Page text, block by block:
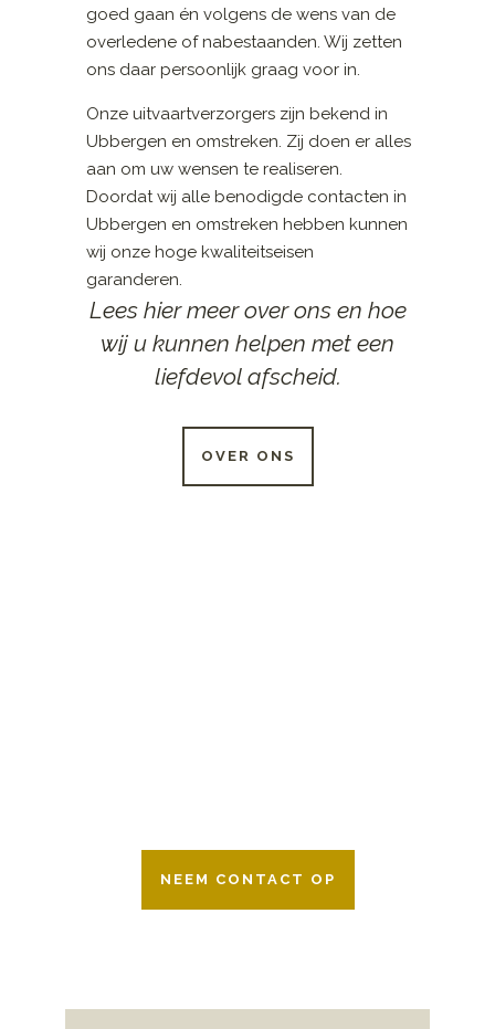
goed gaan én volgens de wens van de
overledene of nabestaanden. Wij zetten
ons daar persoonlijk graag voor in.
Onze uitvaartverzorgers zijn bekend in
Ubbergen en omstreken. Zij doen er alles
aan om uw wensen te realiseren.
Doordat wij alle benodigde contacten in
Ubbergen en omstreken hebben kunnen
wij onze hoge kwaliteitseisen
garanderen.
Lees hier meer over ons en hoe
wij u kunnen helpen met een
liefdevol afscheid.
OVER ONS
NEEM CONTACT OP